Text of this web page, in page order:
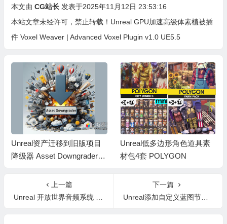
本文由 CG站长 发表于2025年11月12日 23:53:16
本站文章未经许可，禁止转载！ Unreal GPU加速高级体素植被插
件 Voxel Weaver | Advanced Voxel Plugin v1.0 UE5.5
Unreal资产迁移到旧版项目
降级器 Asset Downgrader v
Unreal低多边形角色道具素
材包4套 POLYGON
上一篇
Unreal 开放世界音频系统 Open World Audio System UE5.1
下一篇
Unreal添加自定义蓝图节点实现复杂控制流插件 Advanced Control Flow v1.7.0 UE5.6